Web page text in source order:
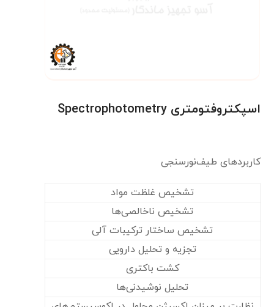
اسپکتروفتومتری Spectrophotometry
کاربردهای طیف‌‌نورسنجی
تشخیص غلظت مواد
تشخیص ناخالصی‌ها
تشخیص ساختار ترکیبات آلی
تجزیه و تحلیل دارویی
کشت باکتری
تحلیل نوشیدنی‌ها